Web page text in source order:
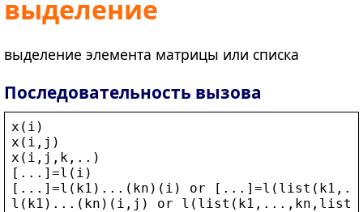
выделение
выделение элемента матрицы или списка
Последовательность вызова
x ( i )
x ( i , j )
x ( i , j , k ,..)
[...]=l ( i )
[...]=l ( k1 )...( kn )( i ) or [...]=l ( list ( k1
l ( k1 )...( kn )( i , j ) or l ( list ( k1 ,..., kn , list